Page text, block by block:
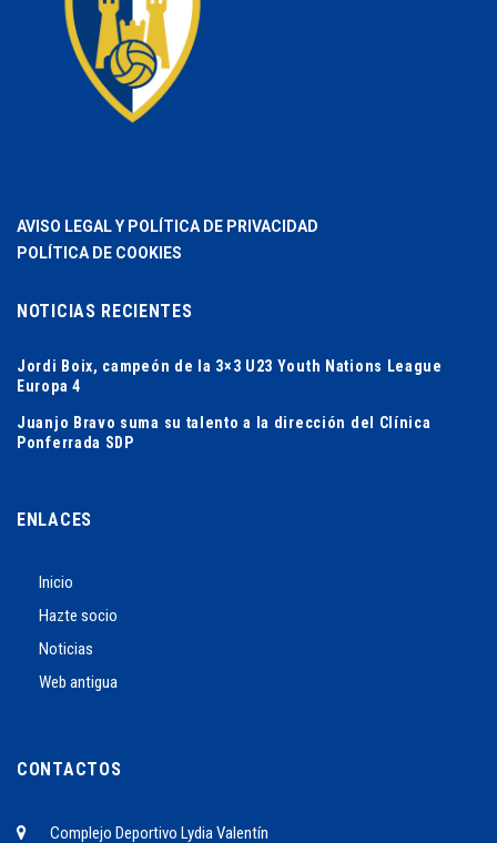
AVISO LEGAL Y POLÍTICA DE PRIVACIDAD
POLÍTICA DE COOKIES
NOTICIAS RECIENTES
Jordi Boix, campeón de la 3×3 U23 Youth Nations League
Europa 4
Juanjo Bravo suma su talento a la dirección del Clínica
Ponferrada SDP
ENLACES
Inicio
Hazte socio
Noticias
Web antigua
CONTACTOS
Complejo Deportivo Lydia Valentín